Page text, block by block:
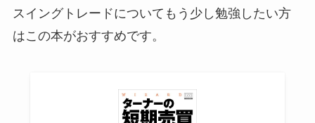
スイングトレードについてもう少し勉強したい方
はこの本がおすすめです。